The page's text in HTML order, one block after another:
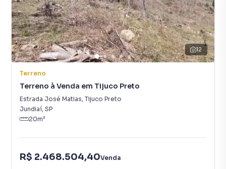
12
Terreno
Terreno à Venda em Tijuco Preto
Estrada José Matias, Tijuco Preto
Jundiaí, SP
20m²
R$ 2.468.504,40Venda